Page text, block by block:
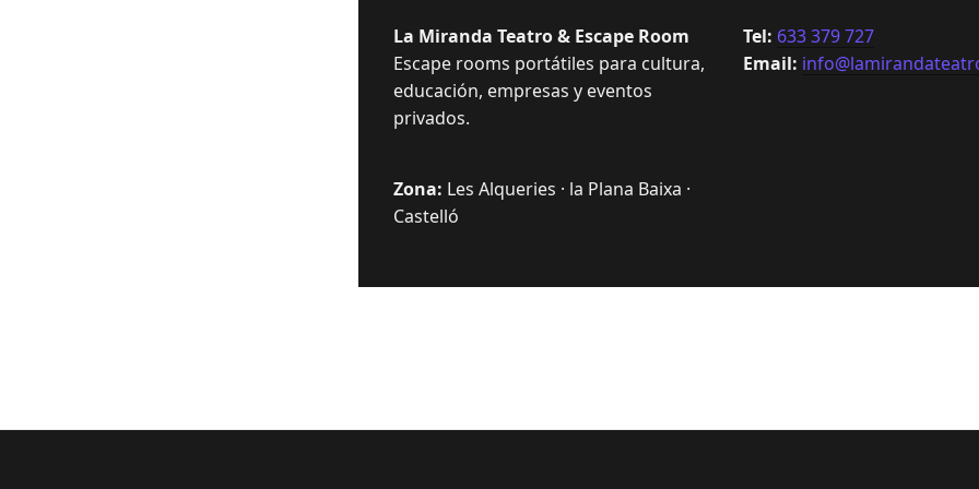
La Miranda Teatro & Escape Room
Escape rooms portátiles para cultura,
educación, empresas y eventos
privados.
Tel: 633 379 727
Email:
Zona: Les Alqueries · la Plana Baixa ·
Castelló